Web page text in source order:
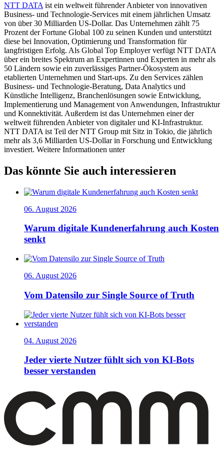
NTT DATA ist ein weltweit führender Anbieter von innovativen
Business- und Technologie-Services mit einem jährlichen Umsatz
von über 30 Milliarden US-Dollar. Das Unternehmen zählt 75
Prozent der Fortune Global 100 zu seinen Kunden und unterstützt
diese bei Innovation, Optimierung und Transformation für
langfristigen Erfolg. Als Global Top Employer verfügt NTT DATA
über ein breites Spektrum an Expertinnen und Experten in mehr als
50 Ländern sowie ein zuverlässiges Partner-Ökosystem aus
etablierten Unternehmen und Start-ups. Zu den Services zählen
Business- und Technologie-Beratung, Data Analytics und
Künstliche Intelligenz, Branchenlösungen sowie Entwicklung,
Implementierung und Management von Anwendungen, Infrastruktur
und Konnektivität. Außerdem ist das Unternehmen einer der
weltweit führenden Anbieter von digitaler und KI-Infrastruktur.
NTT DATA ist Teil der NTT Group mit Sitz in Tokio, die jährlich
mehr als 3,6 Milliarden US-Dollar in Forschung und Entwicklung
investiert. Weitere Informationen unter ​
Das könnte Sie auch interessieren
06. August 2026
Warum digitale Kundenerfahrung auch Kosten
senkt
06. August 2026
Vom Datensilo zur Single Source of Truth
04. August 2026
Jeder vierte Nutzer fühlt sich von KI-Bots
besser verstanden